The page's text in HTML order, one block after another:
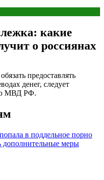
какие
о россиянах
предоставлять
денег, следует
МВД РФ.
в поддельное порно
дополнительные меры